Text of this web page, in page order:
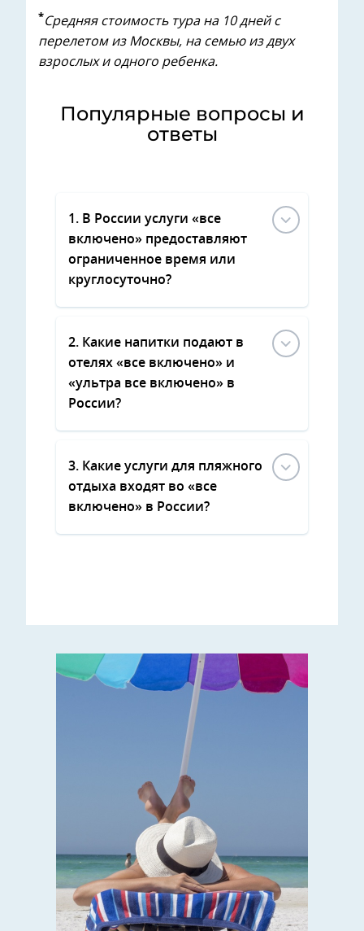
*Средняя стоимость тура на 10 дней с
перелетом из Москвы, на семью из двух
взрослых и одного ребенка.
Популярные вопросы и
ответы
1. В России услуги «все
включено» предоставляют
ограниченное время или
круглосуточно?
2. Какие напитки подают в
отелях «все включено» и
«ультра все включено» в
России?
3. Какие услуги для пляжного
отдыха входят во «все
включено» в России?